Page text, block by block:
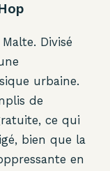
Divisé
urbaine.
de
ce qui
bien que la
en